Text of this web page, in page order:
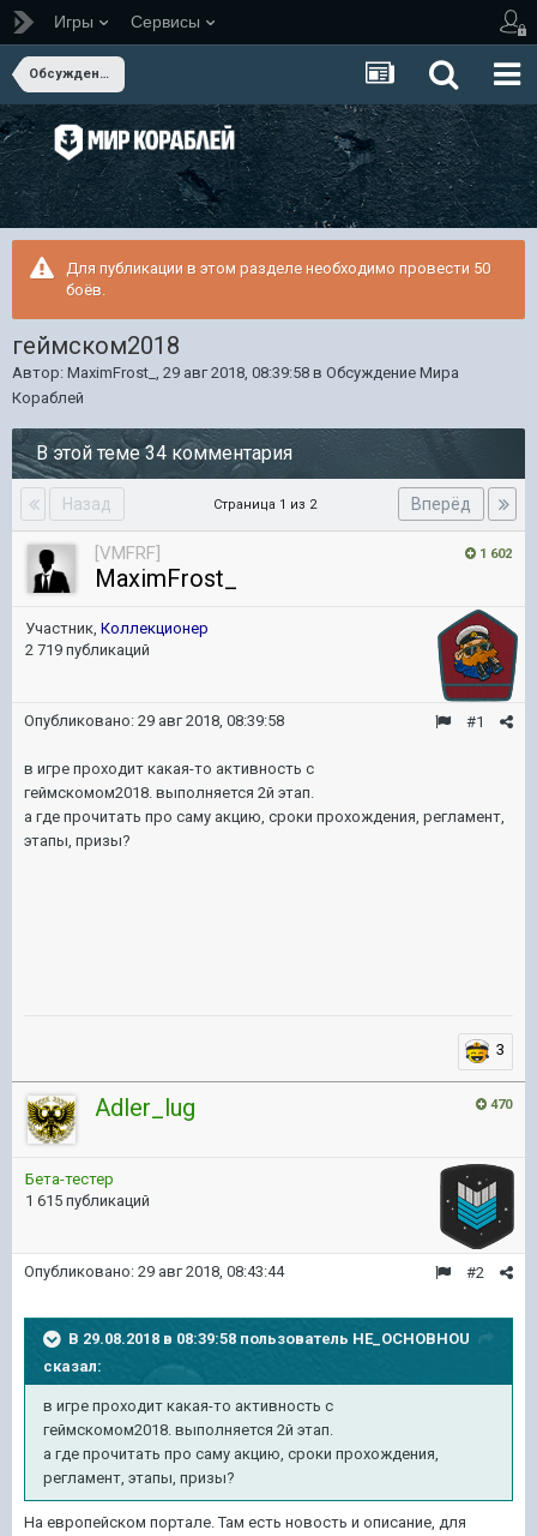
Игры Сервисы
Обсуждение Мира Кораблей
Для публикации в этом разделе необходимо провести 50
боёв.
геймском2018
Автор: MaximFrost_ , 29 авг 2018, 08:39:58 в Обсуждение Мира
Кораблей
В этой теме 34 комментария
Назад Вперёд
Страница 1 из 2
1 602
[VMFRF]
MaximFrost_
Участник, Коллекционер
2 719 публикаций
#1
Опубликовано: 29 авг 2018, 08:39:58
в игре проходит какая-то активность с
геймскомом2018. выполняется 2й этап.
а где прочитать про саму акцию, сроки прохождения, регламент,
этапы, призы?
3
470
Adler_lug
Бета-тестер
1 615 публикаций
#2
Опубликовано: 29 авг 2018, 08:43:44
В 29.08.2018 в 08:39:58 пользователь HE_OCHOBHOU
сказал:
в игре проходит какая-то активность с
геймскомом2018. выполняется 2й этап.
а где прочитать про саму акцию, сроки прохождения,
регламент, этапы, призы?
На европейском портале. Там есть новость и описание, для